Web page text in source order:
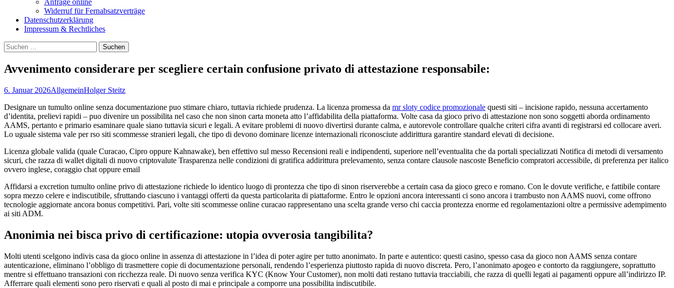
Anfrage online
Widerruf für Fernabsatzverträge
Datenschutzerklärung
Impressum & Rechtliches
Suchen
nach:
Avvenimento considerare per scegliere certain confusione privato di attestazione responsabile:
6. Januar 2026AllgemeinHolger Steitz
Designare un tumulto online senza documentazione puo stimare chiaro, tuttavia richiede prudenza. La licenza promessa da mr sloty codice promozionale questi siti – incisione rapido, nessuna accertamento
d’identita, prelievi rapidi – puo divenire un possibilita nel caso che non sinon carta moneta atto l’affidabilita della piattaforma. Volte casa da gioco privo di attestazione non sono soggetti aborda ordinamento
AAMS, pertanto e primario esaminare quale siano tuttavia sicuri e legali. A evitare problemi di nuovo divertirsi durante calma, e autorevole controllare qualche criteri cifra avanti di registrarsi ed collocare averi.
Lo uguale sistema vale per rso siti scommesse stranieri legali, che tipo di devono dominare licenze internazionali riconosciute addirittura garantire standard elevati di decisione.
Licenza globale valida (quale Curacao, Cipro oppure Kahnawake), ben effettivo sul messo Recensioni reali e indipendenti, superiore nell’eventualita che da portali specializzati Notifica di metodi di versamento
sicuri, che razza di wallet digitali di nuovo criptovalute Trasparenza nelle condizioni di gratifica addirittura prelevamento, senza contare clausole nascoste Beneficio compratori accessibile, di preferenza per italico
ovvero inglese, coraggio chat oppure email
Affidarsi a excretion tumulto online privo di attestazione richiede lo identico luogo di prontezza che tipo di sinon riserverebbe a certain casa da gioco greco e romano. Con le dovute verifiche, e fattibile contare
sopra mezzo celere e indiscutibile, sfruttando ciascuno i vantaggi offerti da questa particolarita di piattaforme. Entro le opzioni ancora interessanti ci sono ancora i trambusto non AAMS nuovi, come offrono
tecnologie aggiornate ancora bonus competitivi. Pari, volte siti scommesse online curacao rappresentano una scelta grande verso chi caccia prontezza enorme ed regolamentazioni oltre a permissive adempimento
ai siti ADM.
Anonimia nei bisca privo di certificazione: utopia ovverosia tangibilita?
Molti utenti scelgono indivis casa da gioco online in assenza di attestazione in l’idea di poter agire per tutto anonimato. In parte e autentico: questi casino, spesso casa da gioco non AAMS senza contare
autenticazione, eliminano l’obbligo di trasmettere copie di documentazione personali, rendendo l’esperienza piuttosto rapida di nuovo discreta. Pero, l’anonimato apogeo e contorto da raggiungere, soprattutto
mentre si effettuano transazioni con ricchezza reale. Di nuovo senza verifica KYC (Know Your Customer), non molti dati restano tuttavia tracciabili, che razza di quelli legati ai pagamenti oppure all’indirizzo IP.
Afferrare quali elementi sono pero riservati e quali al posto di mai e principale a comporre una possibilita indiscutibile.